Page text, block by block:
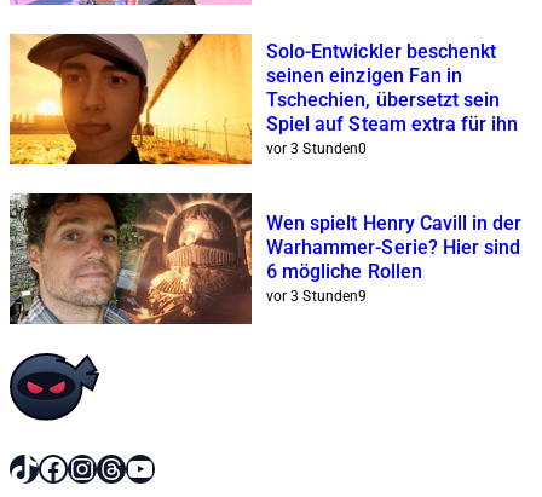
Solo-Entwickler beschenkt
seinen einzigen Fan in
Tschechien, übersetzt sein
Spiel auf Steam extra für ihn
vor 3 Stunden0
Wen spielt Henry Cavill in der
Warhammer-Serie? Hier sind
6 mögliche Rollen
vor 3 Stunden9
TikTok
Facebook
Instagram
Threads
YouTube